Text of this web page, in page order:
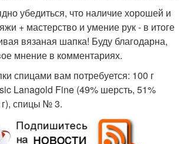
Шапки для мужчин
Объемный узор
убедиться, что наличие хорошей и
+ мастерство и умение рук - в итоге
вязаная шапка! Буду благодарна,
мнение в комментариях.
спицами вам потребуется: 100 г
Lanagold Fine (49% шерсть, 51%
спицы № 3.